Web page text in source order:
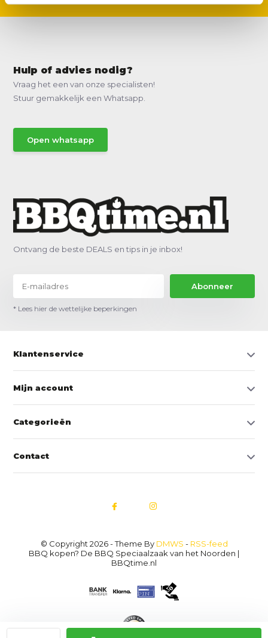
Hulp of advies nodig?
Vraag het een van onze specialisten!
Stuur gemakkelijk een Whatsapp.
Open whatsapp
Ontvang de beste DEALS en tips in je inbox!
Abonneer
* Lees hier de wettelijke beperkingen
Klantenservice
Mijn account
Categorieën
Contact
© Copyright 2026 - Theme By DMWS - RSS-feed
BBQ kopen? De BBQ Speciaalzaak van het Noorden |
BBQtime.nl